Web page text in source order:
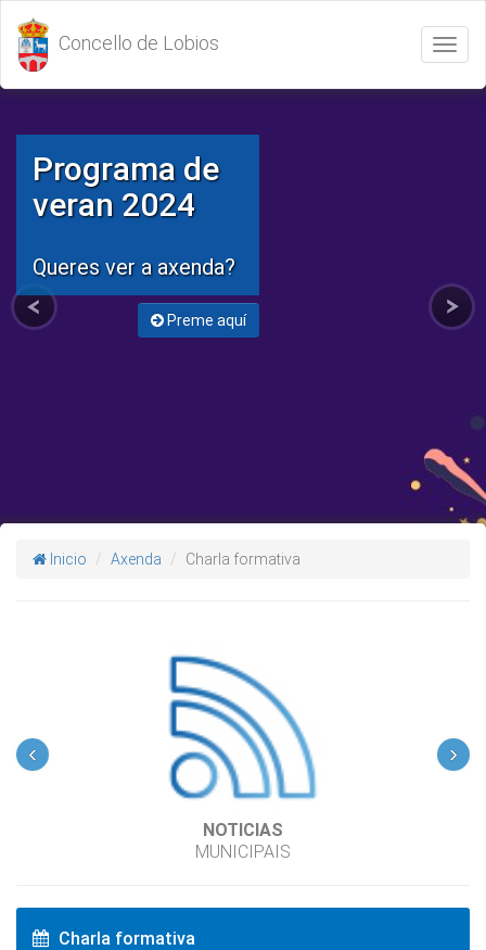
Abrir
/
Cerrar
Concello de Lobios
Programa de
veran 2024
Queres ver a axenda?
Preme aquí
Inicio Axenda Charla formativa
NOTICIAS
MUNICIPAIS
‹ ›
Charla formativa